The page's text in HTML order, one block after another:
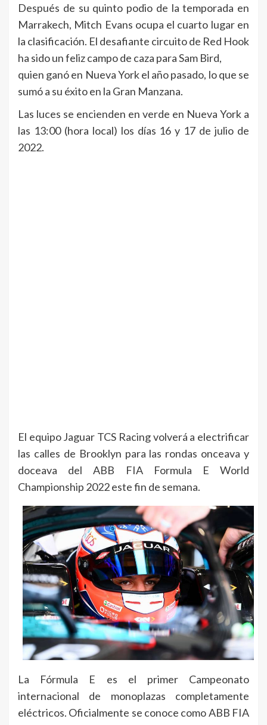
Después de su quinto podio de la temporada en
Marrakech, Mitch Evans ocupa el cuarto lugar en
la clasificación. El desafiante circuito de Red Hook
ha sido un feliz campo de caza para Sam Bird,
quien ganó en Nueva York el año pasado, lo que se
sumó a su éxito en la Gran Manzana.
Las luces se encienden en verde en Nueva York a
las 13:00 (hora local) los días 16 y 17 de julio de
2022.
El equipo Jaguar TCS Racing volverá a electrificar
las calles de Brooklyn para las rondas onceava y
doceava del ABB FIA Formula E World
Championship 2022 este fin de semana.
La Fórmula E es el primer Campeonato
internacional de monoplazas completamente
eléctricos. Oficialmente se conoce como ABB FIA